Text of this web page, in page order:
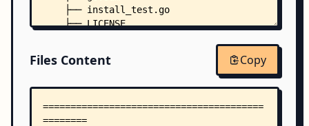
    ├── install_test.go
    ├── LICENSE
    ├── .goreleaser.yml
    │   ├── run.go
    │   └── run_test.go
    ├── mage/
Files Content Copy